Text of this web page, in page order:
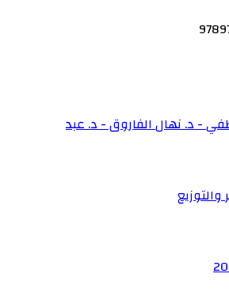
- د. نهال الفاروق - د. عبد
والتوزيع